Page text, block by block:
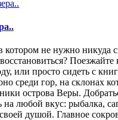
не нужно никуда
или просто сидеть с
среди гор, на склонах
острова Веры.
на любой вкус: рыбалка,
душой. Главное